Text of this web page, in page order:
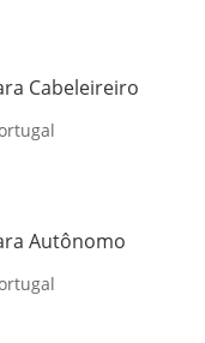
Cabeleireiro
Autônomo